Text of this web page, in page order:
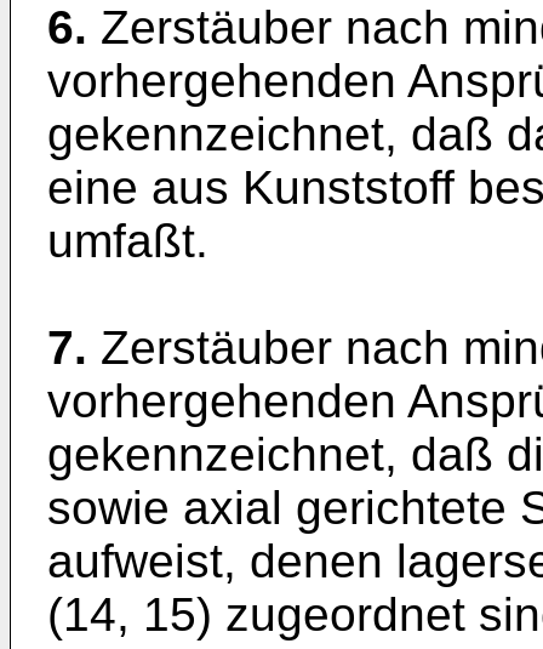
6. Zerstäuber nach
vorhergehenden
gekennzeichnet, daß
eine aus Kunststoff
umfaßt.
7. Zerstäuber nach
vorhergehenden
gekennzeichnet, daß
sowie axial gerichtete
aufweist, denen
(14, 15) zugeordnet